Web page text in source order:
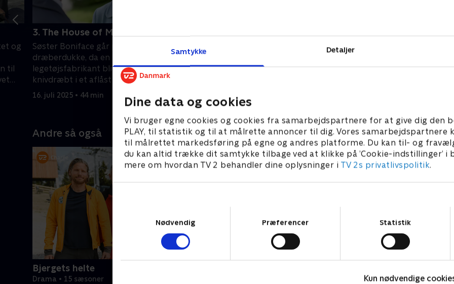
Samtykke Detaljer
Dine data og cookies
Vi bruger egne cookies og cookies fra samarbejdspartnere for at give dig den
PLAY, til statistik og til at målrette annoncer til dig. Vores samarbejdspartnere
til målrettet markedsføring på egne og andres platforme. Du kan til- og
du kan altid trække dit samtykke tilbage ved at klikke på ’Cookie-indstillinger’ i
mere om hvordan TV 2 behandler dine oplysninger i TV 2s privatlivspolitik.
Nødvendig
Præferencer Statistik
Kun nødvendige
og
til
3. The House of Misfit Dolls
Søster Boniface går på jagt efter en
dræberdukke, da en lokal
legetøjsfabrikant bliver fundet
knivdræbt i et aflåst rum.
16. juli 2025 • 44 min
En Professor Y-konvention indtager
landsbyen, og da tv-programmets
skaber på mystisk vis forsvinder,
16. juli 2025 • 44 min
Søster Boniface må opsnuse
Andre så også
Bjergets helte
Drama • 15 sæsoner